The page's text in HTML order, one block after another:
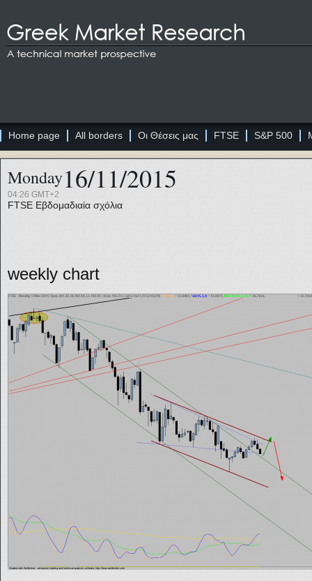
Home page All borders Οι Θέσεις μας FTSE S&P 500
Monday16/11/2015
04:26 GMT+2
FTSE Εβδομαδιαία σχόλια
weekly chart